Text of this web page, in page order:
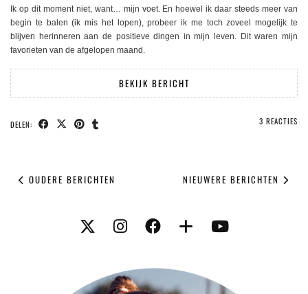
Ik op dit moment niet, want… mijn voet. En hoewel ik daar steeds meer van
begin te balen (ik mis het lopen), probeer ik me toch zoveel mogelijk te
blijven herinneren aan de positieve dingen in mijn leven. Dit waren mijn
favorieten van de afgelopen maand.
BEKIJK BERICHT
DELEN: 3 REACTIES
OUDERE BERICHTEN NIEUWERE BERICHTEN